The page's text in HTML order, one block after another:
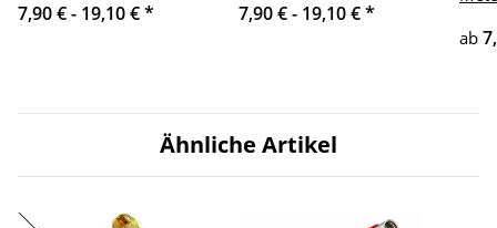
7,90 € - 19,10 €* 7,90 € - 19,10 €*
ab
Ähnliche Artikel